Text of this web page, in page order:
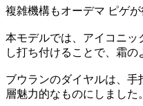
複雑機構もオーデマ ピゲ
本モデルでは、アイコニッ
し打ち付けることで、霜の
ブウランのダイヤルは、
層魅力的なものにしました。